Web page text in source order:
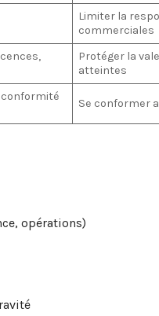
Limiter la
commerciales
Protéger la
atteintes
conformité
Se conformer
opérations)